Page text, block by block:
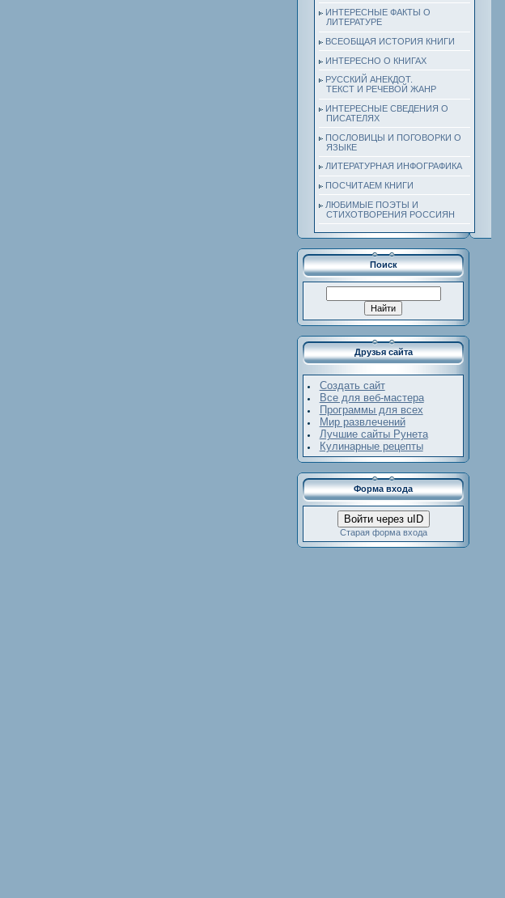
ИНТЕРЕСНЫЕ ФАКТЫ О
ЛИТЕРАТУРЕ
ВСЕОБЩАЯ ИСТОРИЯ КНИГИ
ИНТЕРЕСНО О КНИГАХ
РУССКИЙ АНЕКДОТ.
ТЕКСТ И РЕЧЕВОЙ ЖАНР
ИНТЕРЕСНЫЕ СВЕДЕНИЯ О
ПИСАТЕЛЯХ
ПОСЛОВИЦЫ И ПОГОВОРКИ О
ЯЗЫКЕ
ЛИТЕРАТУРНАЯ ИНФОГРАФИКА
ПОСЧИТАЕМ КНИГИ
ЛЮБИМЫЕ ПОЭТЫ И
СТИХОТВОРЕНИЯ РОССИЯН
Поиск
Друзья сайта
Создать сайт
Все для веб-мастера
Программы для всех
Мир развлечений
Лучшие сайты Рунета
Кулинарные рецепты
Форма входа
Войти через uID
Старая форма входа